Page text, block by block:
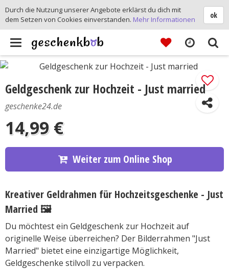
Toggle
navigation
Geldgeschenk zur Hochzeit - Just married
geschenke24.de
14,99 €
Weiter zum Online Shop
Kreativer Geldrahmen für Hochzeitsgeschenke - Just
Married 🖼️
Du möchtest ein Geldgeschenk zur Hochzeit auf
originelle Weise überreichen? Der Bilderrahmen "Just
Married" bietet eine einzigartige Möglichkeit,
Geldgeschenke stilvoll zu verpacken.
ok
Durch die Nutzung unserer Angebote erklärst du dich mit
dem Setzen von Cookies einverstanden. Mehr Informationen